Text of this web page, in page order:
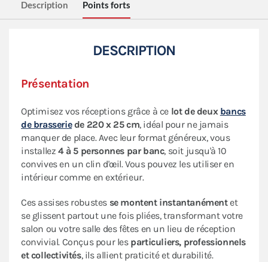
Description Points forts
DESCRIPTION
Présentation
Optimisez vos réceptions grâce à ce lot de deux bancs
de brasseriede 220 x 25 cm, idéal pour ne jamais
manquer de place. Avec leur format généreux, vous
installez 4 à 5 personnes par banc, soit jusqu'à 10
convives en un clin d'œil. Vous pouvez les utiliser en
intérieur comme en extérieur.
Ces assises robustes se montent instantanémentet
se glissent partout une fois pliées, transformant votre
salon ou votre salle des fêtes en un lieu de réception
convivial. Conçus pour les particuliers, professionnels
et collectivités, ils allient praticité et durabilité.